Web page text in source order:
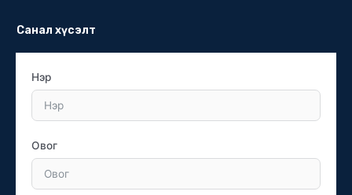
Санал хүсэлт
Нэр
Овог